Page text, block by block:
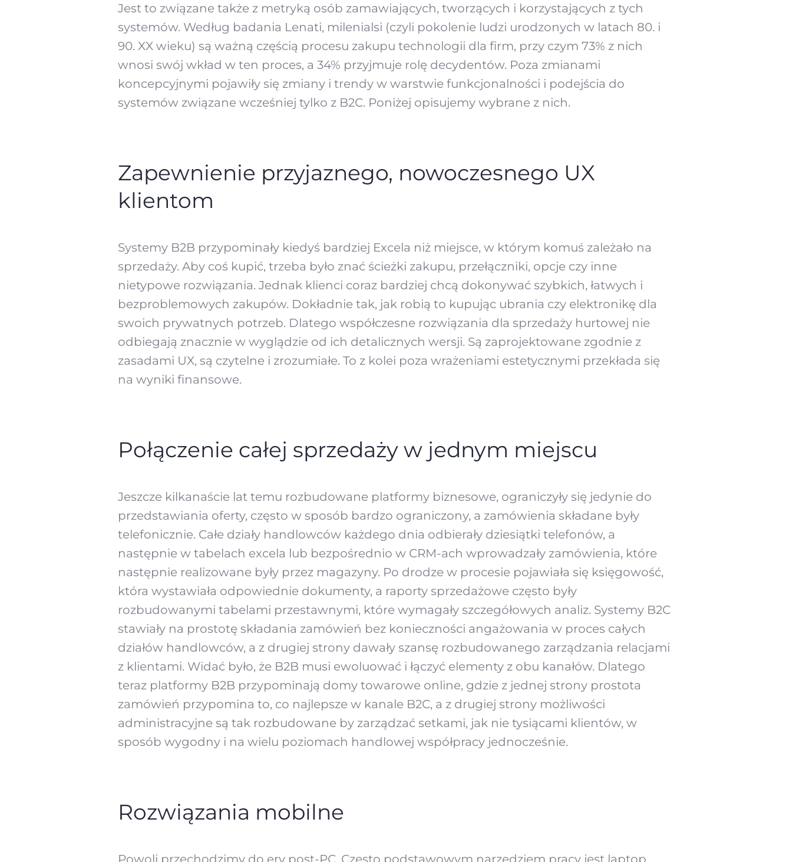
Jest to związane także z metryką osób zamawiających, tworzących i korzystających z tych
systemów. Według badania Lenati, milenialsi (czyli pokolenie ludzi urodzonych w latach 80. i
90. XX wieku) są ważną częścią procesu zakupu technologii dla firm, przy czym 73% z nich
wnosi swój wkład w ten proces, a 34% przyjmuje rolę decydentów. Poza zmianami
koncepcyjnymi pojawiły się zmiany i trendy w warstwie funkcjonalności i podejścia do
systemów związane wcześniej tylko z B2C. Poniżej opisujemy wybrane z nich.
Zapewnienie przyjaznego, nowoczesnego UX
klientom
Systemy B2B przypominały kiedyś bardziej Excela niż miejsce, w którym komuś zależało na
sprzedaży. Aby coś kupić, trzeba było znać ścieżki zakupu, przełączniki, opcje czy inne
nietypowe rozwiązania. Jednak klienci coraz bardziej chcą dokonywać szybkich, łatwych i
bezproblemowych zakupów. Dokładnie tak, jak robią to kupując ubrania czy elektronikę dla
swoich prywatnych potrzeb. Dlatego współczesne rozwiązania dla sprzedaży hurtowej nie
odbiegają znacznie w wyglądzie od ich detalicznych wersji. Są zaprojektowane zgodnie z
zasadami UX, są czytelne i zrozumiałe. To z kolei poza wrażeniami estetycznymi przekłada się
na wyniki finansowe.
Połączenie całej sprzedaży w jednym miejscu
Jeszcze kilkanaście lat temu rozbudowane platformy biznesowe, ograniczyły się jedynie do
przedstawiania oferty, często w sposób bardzo ograniczony, a zamówienia składane były
telefonicznie. Całe działy handlowców każdego dnia odbierały dziesiątki telefonów, a
następnie w tabelach excela lub bezpośrednio w CRM-ach wprowadzały zamówienia, które
następnie realizowane były przez magazyny. Po drodze w procesie pojawiała się księgowość,
która wystawiała odpowiednie dokumenty, a raporty sprzedażowe często były
rozbudowanymi tabelami przestawnymi, które wymagały szczegółowych analiz. Systemy B2C
stawiały na prostotę składania zamówień bez konieczności angażowania w proces całych
działów handlowców, a z drugiej strony dawały szansę rozbudowanego zarządzania relacjami
z klientami. Widać było, że B2B musi ewoluować i łączyć elementy z obu kanałów. Dlatego
teraz platformy B2B przypominają domy towarowe online, gdzie z jednej strony prostota
zamówień przypomina to, co najlepsze w kanale B2C, a z drugiej strony możliwości
administracyjne są tak rozbudowane by zarządzać setkami, jak nie tysiącami klientów, w
sposób wygodny i na wielu poziomach handlowej współpracy jednocześnie.
Rozwiązania mobilne